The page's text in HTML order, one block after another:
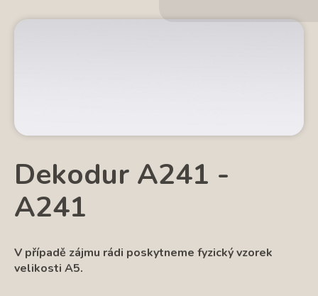
Dekodur A241 -
A241
V případě zájmu rádi poskytneme fyzický vzorek
velikosti A5.